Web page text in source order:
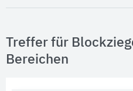
Treffer für
Bereichen